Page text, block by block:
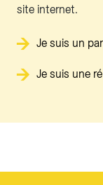
site internet.
Je suis un
Je suis une